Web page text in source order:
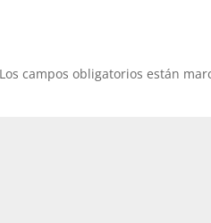
Los campos obligatorios están